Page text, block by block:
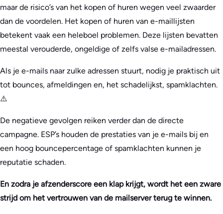
maar de risico’s van het kopen of huren wegen veel zwaarder
dan de voordelen. Het kopen of huren van e-maillijsten
betekent vaak een heleboel problemen. Deze lijsten bevatten
meestal verouderde, ongeldige of zelfs valse e-mailadressen.
Als je e-mails naar zulke adressen stuurt, nodig je praktisch uit
tot bounces, afmeldingen en, het schadelijkst, spamklachten.
⚠️
De negatieve gevolgen reiken verder dan de directe
campagne. ESP’s houden de prestaties van je e-mails bij en
een hoog bouncepercentage of spamklachten kunnen je
reputatie schaden.
En zodra je afzenderscore een klap krijgt, wordt het een zware
strijd om het vertrouwen van de mailserver terug te winnen.